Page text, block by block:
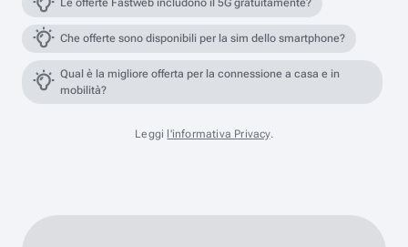
Le offerte Fastweb includono il 5G gratuitamente?
Che offerte sono disponibili per la sim dello smartphone?
Qual è la migliore offerta per la connessione a casa e in
mobilità?
Leggi l'informativa Privacy.